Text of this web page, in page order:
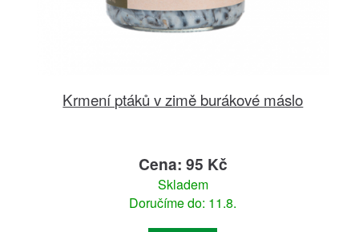
Krmení ptáků v zimě burákové máslo
Cena: 95 Kč
Skladem
Doručíme do: 11.8.